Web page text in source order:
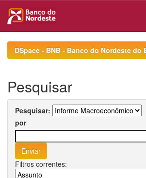
navigationDSpace - BNB - Banco do Nordeste do
Pesquisar
Pesquisar:
por
Filtros correntes: